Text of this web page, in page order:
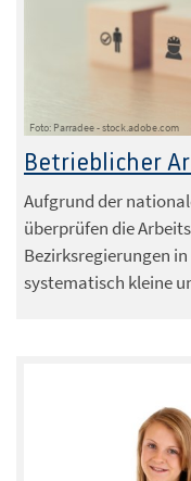
Foto: Parradee - stock.adobe.com
Betrieblicher
Aufgrund der
überprüfen die
Bezirksregierungen
systematisch kleine